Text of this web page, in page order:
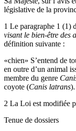
législative de la
1 Le paragraphe 1 (1)
visant le bien-être des
définition suivante :
«chien» S’entend de
en outre d’un animal
membre du genre
coyote (Canis latrans
2 La Loi est modifiée
Tenue de dossiers